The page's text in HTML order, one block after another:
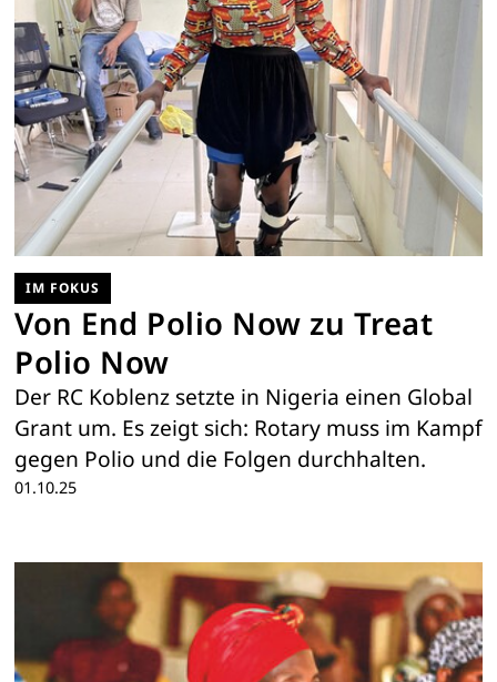
IM FOKUS
Von End Polio Now zu Treat
Polio Now
Der RC Koblenz setzte in Nigeria einen Global
Grant um. Es zeigt sich: Rotary muss im Kampf
gegen Polio und die Folgen durchhalten.
01.10.25